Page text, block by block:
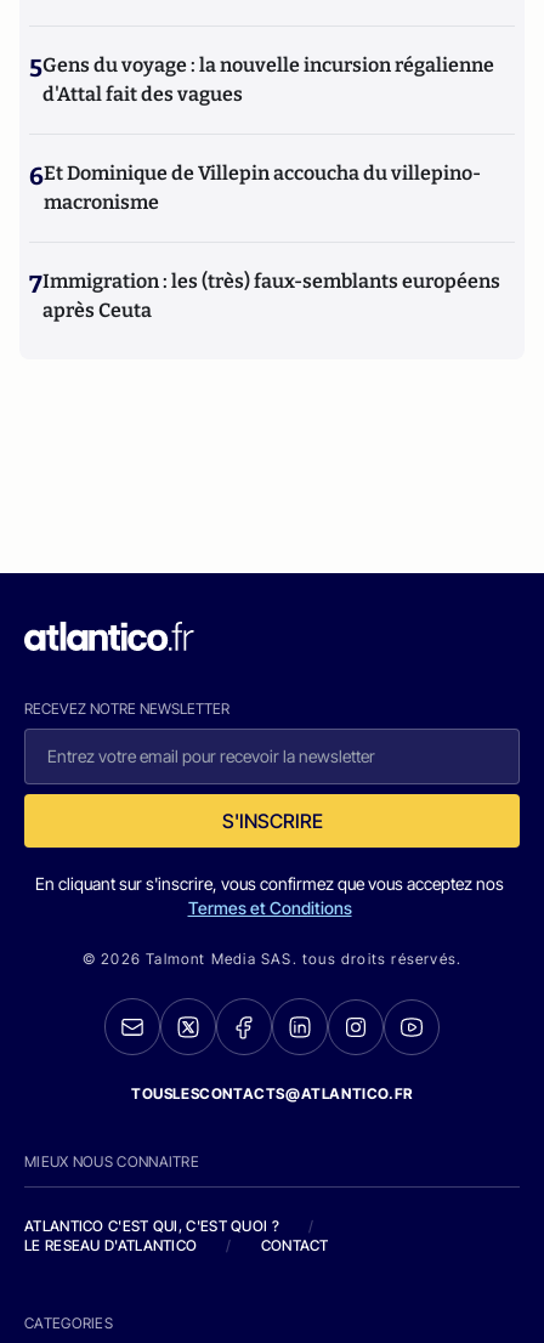
5Gens du voyage : la nouvelle incursion régalienne
d'Attal fait des vagues
6Et Dominique de Villepin accoucha du villepino-
macronisme
7Immigration : les (très) faux-semblants européens
après Ceuta
RECEVEZ NOTRE NEWSLETTER
S'INSCRIRE
En cliquant sur s'inscrire, vous confirmez que vous acceptez nos
Termes et Conditions
© 2026 Talmont Media SAS. tous droits réservés.
TOUSLESCONTACTS@ATLANTICO.FR
MIEUX NOUS CONNAITRE
ATLANTICO C'EST QUI, C'EST QUOI ?
/
LE RESEAU D'ATLANTICO
/ CONTACT
CATEGORIES